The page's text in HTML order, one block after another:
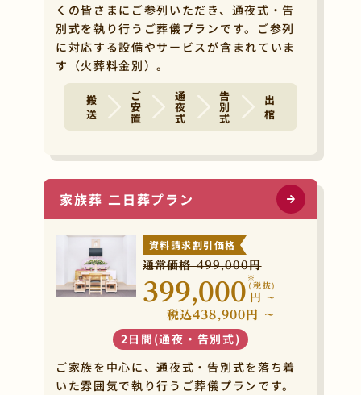
くの皆さまにご参列いただき、通夜式・告
別式を執り行うご葬儀プランです。ご参列
に対応する設備やサービスが含まれていま
す（火葬料金別）。
搬 送 ご安置 通夜式 告別式 出 棺
家族葬 二日葬プラン
資料請求割引価格
通常価格 499,000円
399,000
※
円
(税抜)
~
税込438,900円 ~
2日間(通夜・告別式)
ご家族を中心に、通夜式・告別式を落ち着
いた雰囲気で執り行うご葬儀プランです。